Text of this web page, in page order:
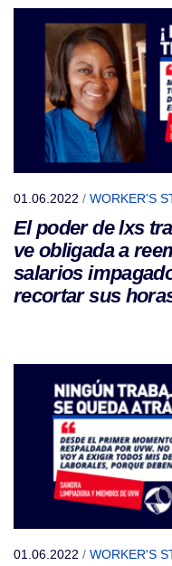
01.06.2022 / WORKER'S
El poder de lxs
ve obligada a
salarios
recortar sus
01.06.2022 / WORKER'S